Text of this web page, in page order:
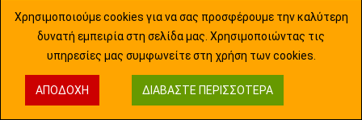
Χρησιμοποιούμε cookies για να σας προσφέρουμε την καλύτερη
δυνατή εμπειρία στη σελίδα μας. Χρησιμοποιώντας τις
υπηρεσίες μας συμφωνείτε στη χρήση των cookies.
ΑΠΟΔΟΧΉ ΔΙΑΒΆΣΤΕ ΠΕΡΙΣΣΌΤΕΡΑ